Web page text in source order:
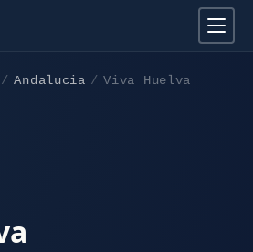
Andalucia Viva Huelva